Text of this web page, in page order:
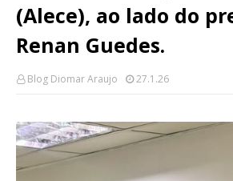
(Alece), ao lado do
Renan Guedes.
Blog Diomar Araujo 27.1.26